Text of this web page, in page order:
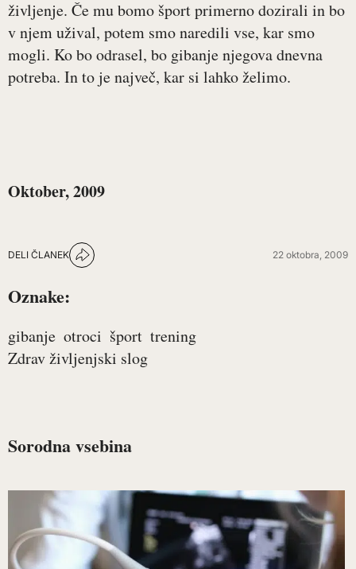
življenje. Če mu bomo šport primerno dozirali in bo
v njem užival, potem smo naredili vse, kar smo
mogli. Ko bo odrasel, bo gibanje njegova dnevna
potreba. In to je največ, kar si lahko želimo.
Oktober, 2009
DELI ČLANEK 22 oktobra, 2009
Oznake:
gibanje otroci šport trening
Zdrav življenjski slog
Sorodna vsebina